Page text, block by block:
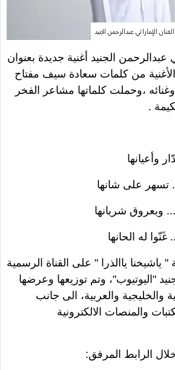
الفنان الإماراتي عبدالرحمن الجنيد
عبدالرحمن الجنيد أغنية جديدة بعنوان
والأغنية من كلمات سعادة سيف مفتاح
وغنائه ،وحملت كلماتها مشاعر الفخر
.
وأعيانها
تسهر على شانها
... وبعروق شريانها
غَنّوا له الحانها
ياالذرا " على القناة الرسمية
"اليوتيوب"، وتم توزيعها وعرضها
والخليجية والعربية، الى جانب
والمنصات الالكترونية
الرابط المرفق: